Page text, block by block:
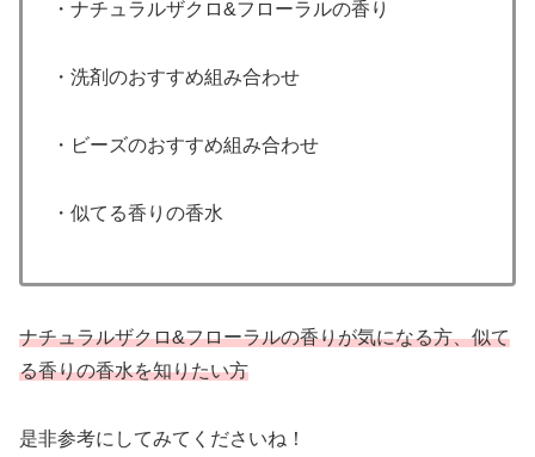
・ナチュラルザクロ&フローラルの香り
・洗剤のおすすめ組み合わせ
・ビーズのおすすめ組み合わせ
・似てる香りの香水
ナチュラルザクロ&フローラルの香りが気になる方、似て
る香りの香水を知りたい方
是非参考にしてみてくださいね！